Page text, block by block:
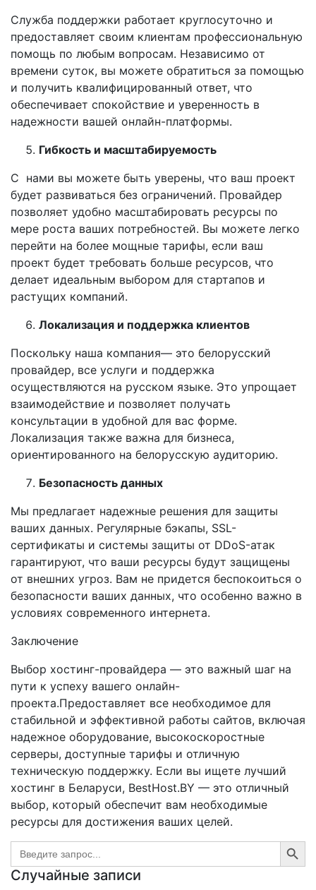
Служба поддержки работает круглосуточно и
предоставляет своим клиентам профессиональную
помощь по любым вопросам. Независимо от
времени суток, вы можете обратиться за помощью
и получить квалифицированный ответ, что
обеспечивает спокойствие и уверенность в
надежности вашей онлайн-платформы.
Гибкость и масштабируемость
С нами вы можете быть уверены, что ваш проект
будет развиваться без ограничений. Провайдер
позволяет удобно масштабировать ресурсы по
мере роста ваших потребностей. Вы можете легко
перейти на более мощные тарифы, если ваш
проект будет требовать больше ресурсов, что
делает идеальным выбором для стартапов и
растущих компаний.
Локализация и поддержка клиентов
Поскольку наша компания— это белорусский
провайдер, все услуги и поддержка
осуществляются на русском языке. Это упрощает
взаимодействие и позволяет получать
консультации в удобной для вас форме.
Локализация также важна для бизнеса,
ориентированного на белорусскую аудиторию.
Безопасность данных
Мы предлагает надежные решения для защиты
ваших данных. Регулярные бэкапы, SSL-
сертификаты и системы защиты от DDoS-атак
гарантируют, что ваши ресурсы будут защищены
от внешних угроз. Вам не придется беспокоиться о
безопасности ваших данных, что особенно важно в
условиях современного интернета.
Заключение
Выбор хостинг-провайдера — это важный шаг на
пути к успеху вашего онлайн-
проекта.Предоставляет все необходимое для
стабильной и эффективной работы сайтов, включая
надежное оборудование, высокоскоростные
серверы, доступные тарифы и отличную
техническую поддержку. Если вы ищете лучший
хостинг в Беларуси, BestHost.BY — это отличный
выбор, который обеспечит вам необходимые
ресурсы для достижения ваших целей.
Search
for:
Search Button
Случайные записи